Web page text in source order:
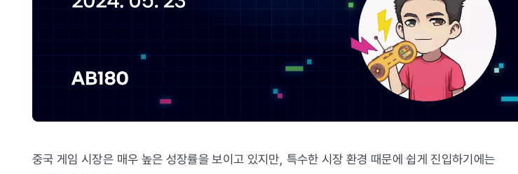
중국 게임 시장은 매우 높은 성장률을 보이고 있지만, 특수한 시장 환경 때문에 쉽게 진입하기에는